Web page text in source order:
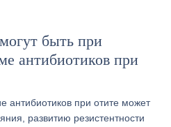
быть при
антибиотиков при
антибиотиков при отите может
развитию резистентности